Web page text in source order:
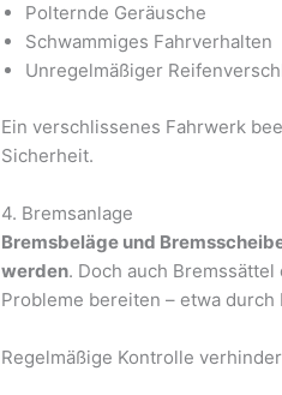
Polternde Geräusche
Schwammiges Fahrverhalten
Unregelmäßiger
Ein verschlissenes Fahrwerk
Sicherheit.
4. Bremsanlage
Bremsbeläge und
werden. Doch auch
Probleme bereiten – etwa
Regelmäßige Kontrolle